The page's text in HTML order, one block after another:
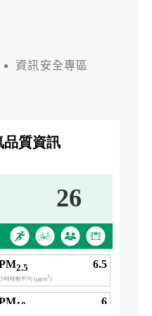
資訊安全專區